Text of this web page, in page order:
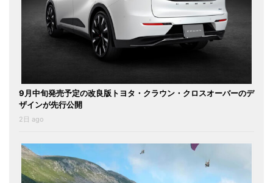
9月中旬発売予定の改良版トヨタ・クラウン・クロスオーバーのデ
ザインが先行公開
2日 ago